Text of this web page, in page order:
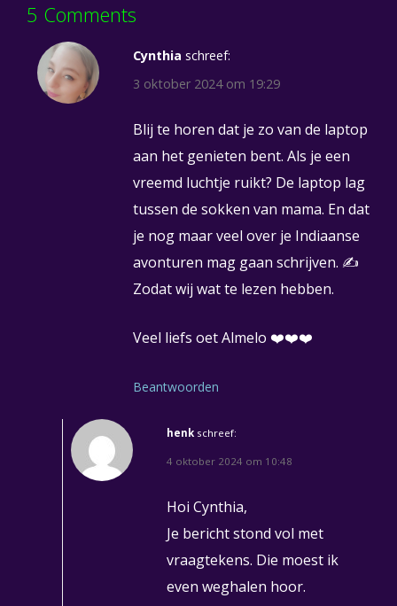
5 Comments
Cynthia schreef:
3 oktober 2024 om 19:29
Blij te horen dat je zo van de laptop
aan het genieten bent. Als je een
vreemd luchtje ruikt? De laptop lag
tussen de sokken van mama. En dat
je nog maar veel over je Indiaanse
avonturen mag gaan schrijven. ✍️
Zodat wij wat te lezen hebben.
Veel liefs oet Almelo ❤️❤️❤️
Beantwoorden
henk schreef:
4 oktober 2024 om 10:48
Hoi Cynthia,
Je bericht stond vol met
vraagtekens. Die moest ik
even weghalen hoor.